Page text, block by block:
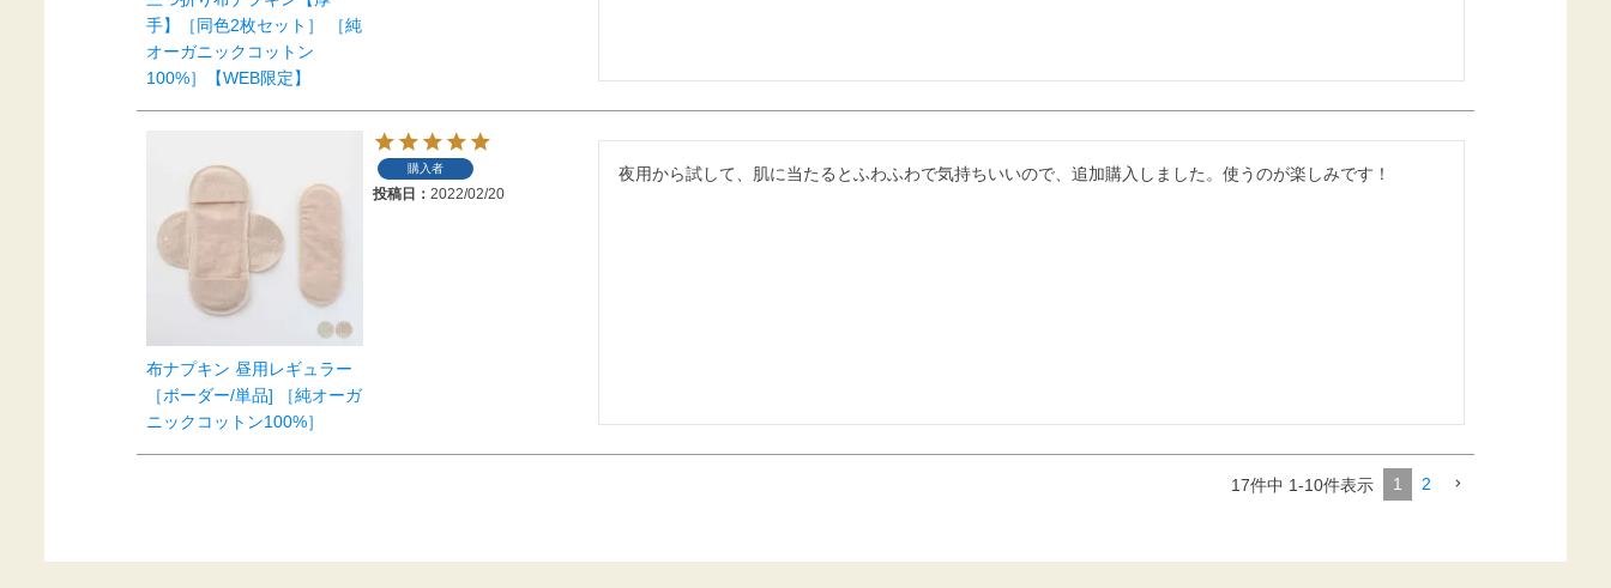
手】［同色2枚セット］ ［純
オーガニックコットン
100%］【WEB限定】
布ナプキン 昼用レギュラー
［ボーダー/単品] ［純オーガ
ニックコットン100%］
購入者
投稿日 2022/02/20
夜用から試して、肌に当たるとふわふわで気持ちいいので、追加購入しました。使うのが楽しみです！
17件中 1-10件表示 1 2